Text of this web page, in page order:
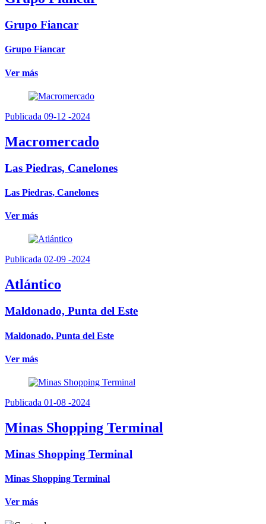
Grupo Fiancar
Grupo Fiancar
Ver más
Publicada 09-12 -2024
Macromercado
Las Piedras, Canelones
Las Piedras, Canelones
Ver más
Publicada 02-09 -2024
Atlántico
Maldonado, Punta del Este
Maldonado, Punta del Este
Ver más
Publicada 01-08 -2024
Minas Shopping Terminal
Minas Shopping Terminal
Minas Shopping Terminal
Ver más